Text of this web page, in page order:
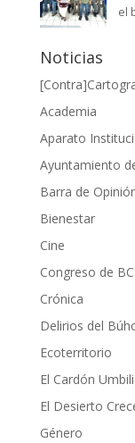
el
Noticias
Academia
Aparato
Ayuntamiento
Barra de
Bienestar
Cine
Congreso de
Crónica
Delirios del
Ecoterritorio
El Cardón
El Desierto
Género